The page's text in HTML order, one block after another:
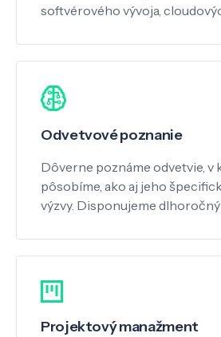
softvérového vývoja,
Odvetvové poznanie
Dôverne poznáme odvetvie, v
pôsobíme, ako aj jeho
výzvy. Disponujeme
Projektový manažment